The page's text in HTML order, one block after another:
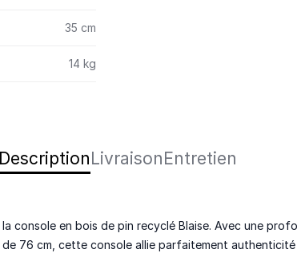
35 cm
14 kg
DescriptionLivraisonEntretien
console en bois de pin recyclé Blaise. Avec une
de 76 cm, cette console allie parfaitement